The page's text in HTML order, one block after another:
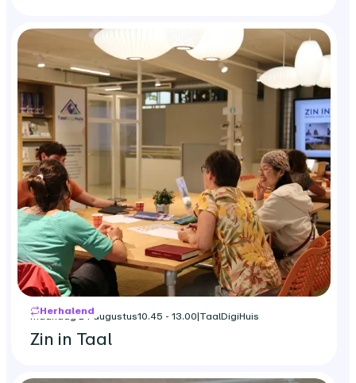
Herhalend
maandag 24 augustus10.45 - 13.00|TaalDigiHuis
Zin in Taal